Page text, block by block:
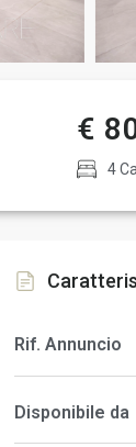
€
4
Rif. Annuncio
Disponibile da